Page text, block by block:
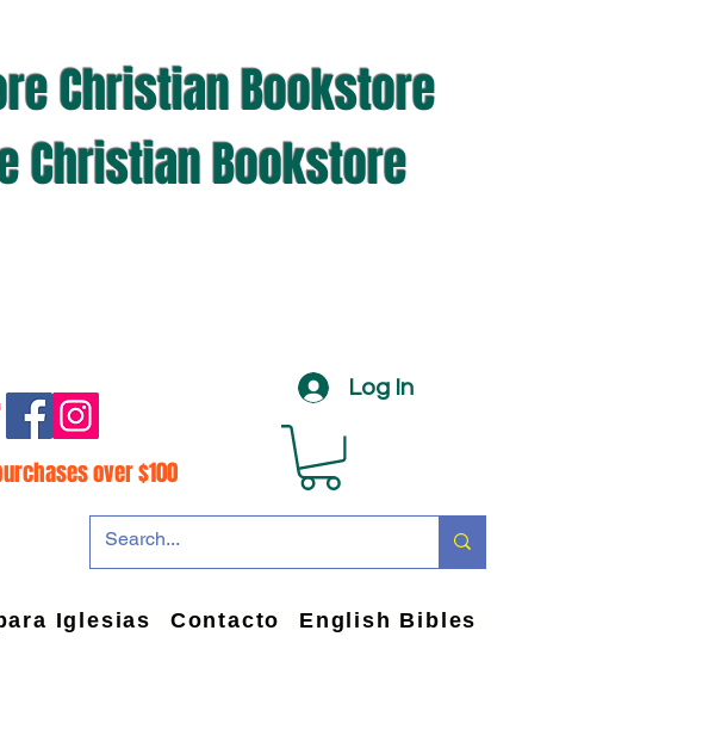
Christian Bookstore
Christian Bookstore
Log In
over $100
Iglesias Contacto English Bibles